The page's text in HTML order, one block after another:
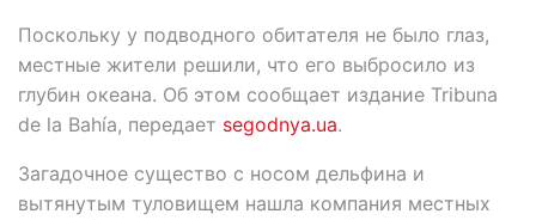
Поскольку у подводного обитателя не было глаз,
местные жители решили, что его выбросило из
глубин океана. Об этом сообщает издание Tribuna
de la Bahía, передает segodnya.ua.
Загадочное существо с носом дельфина и
вытянутым туловищем нашла компания местных